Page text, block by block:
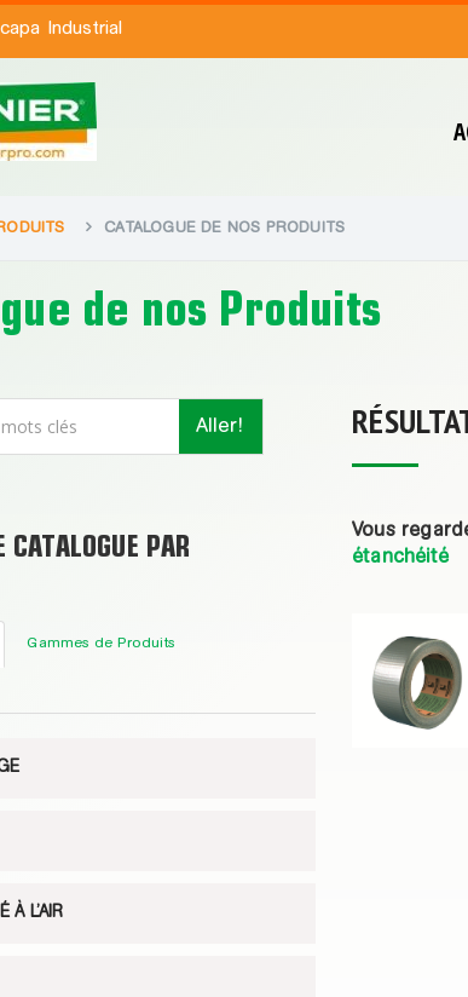
Industrial
CATALOGUE DE NOS PRODUITS
de nos Produits
Aller!
CATALOGUE PAR
Gammes de Produits
À L’AIR
Vous
étanchéité